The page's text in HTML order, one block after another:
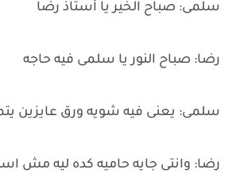
سلمى: صباح الخير يا أستاذ رضا
رضا: صباح النور يا سلمى فيه حاجه
سلمى: يعنى فيه شويه ورق عايزين
رضا: وانتى جايه حاميه كده ليه مش